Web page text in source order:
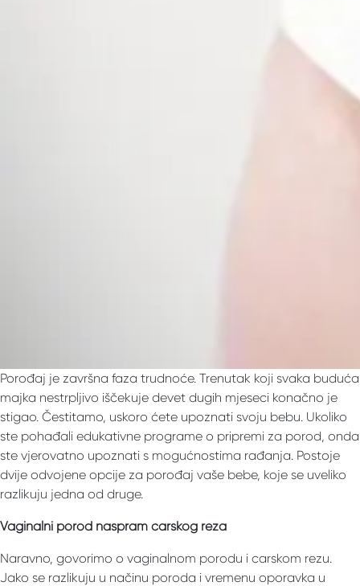
Porođaj je završna faza trudnoće. Trenutak koji svaka buduća
majka nestrpljivo iščekuje devet dugih mjeseci konačno je
stigao. Čestitamo, uskoro ćete upoznati svoju bebu. Ukoliko
ste pohađali edukativne programe o pripremi za porod, onda
ste vjerovatno upoznati s mogućnostima rađanja. Postoje
dvije odvojene opcije za porođaj vaše bebe, koje se uveliko
razlikuju jedna od druge.
Vaginalni porod naspram carskog reza
Naravno, govorimo o vaginalnom porodu i carskom rezu.
Jako se razlikuju u načinu poroda i vremenu oporavka u